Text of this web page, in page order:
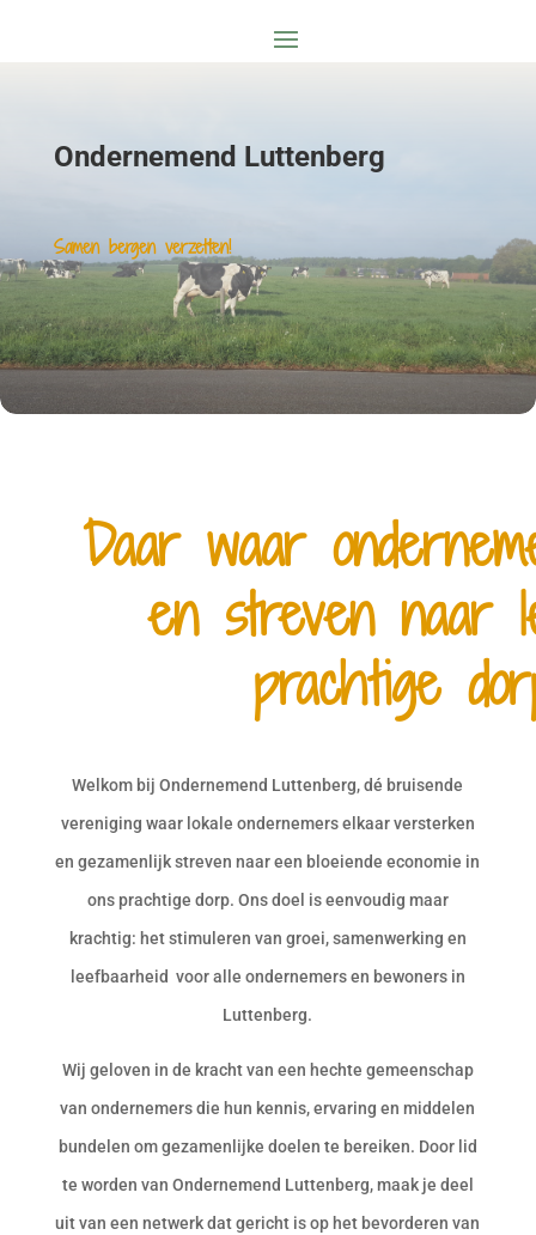
Ondernemend Luttenberg
Samen bergen verzetten!
Daar waar
en streven naar
prachtige
Welkom bij Ondernemend Luttenberg, dé bruisende
vereniging waar lokale ondernemers elkaar versterken
en gezamenlijk streven naar een bloeiende economie in
ons prachtige dorp. Ons doel is eenvoudig maar
krachtig: het stimuleren van groei, samenwerking en
leefbaarheid voor alle ondernemers en bewoners in
Luttenberg.
Wij geloven in de kracht van een hechte gemeenschap
van ondernemers die hun kennis, ervaring en middelen
bundelen om gezamenlijke doelen te bereiken. Door lid
te worden van Ondernemend Luttenberg, maak je deel
uit van een netwerk dat gericht is op het bevorderen van